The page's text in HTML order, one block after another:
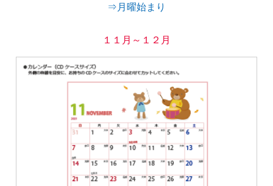
⇒月曜始まり
１１月～１２月